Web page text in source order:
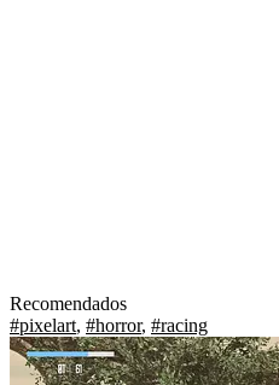
Recomendados
#pixelart, #horror, #racing